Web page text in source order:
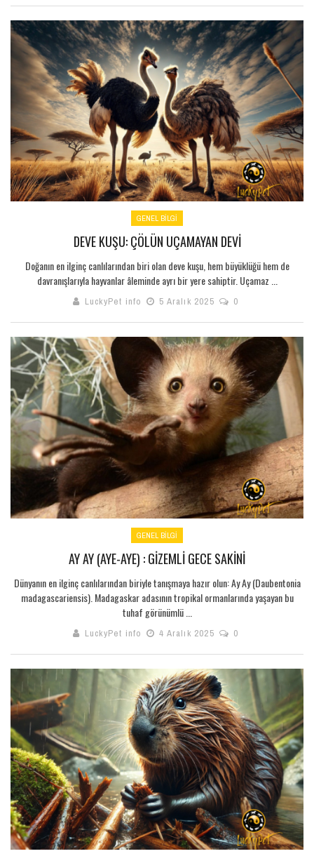
GENEL BILGI
DEVE KUŞU: ÇÖLÜN UÇAMAYAN DEVI
Doğanın en ilginç canlılarından biri olan deve kuşu, hem büyüklüğü hem de
davranışlarıyla hayvanlar âleminde ayrı bir yere sahiptir. Uçamaz ...
LuckyPet info 5 Aralık 2025 0
GENEL BILGI
AY AY (AYE-AYE) : GIZEMLI GECE SAKINI
Dünyanın en ilginç canlılarından biriyle tanışmaya hazır olun: Ay Ay (Daubentonia
madagascariensis). Madagaskar adasının tropikal ormanlarında yaşayan bu
tuhaf görünümlü ...
LuckyPet info 4 Aralık 2025 0